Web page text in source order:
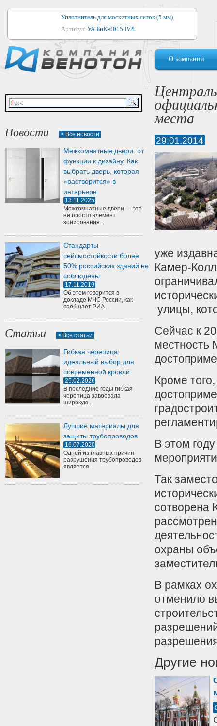
Уплотнитель для москитных сеток (5 мм)
Артикул: УА.БиК-0015.IV.б
Уплотнитель для алюминиевых окон
Артикул:1044
Уплотнитель для деревянных окон
Артикул:УМ.БиК-0062.IV.б
Уплотнитель лоджиевый для (4, 5, 6 мм)
Уплотнитель для деревянных дверей
Артикул:
О компании
Новости > Все новости
Межкомнатные двери: от
функции к дизайну. Как
выбрать дверь, которая
«растворится» в
интерьере
13.11.2025
Межкомнатные двери — это
не просто элемент
зонирования...
Стандарты
сейсмостойкости более
50% российских зданий не
соблюдены
17.11.2019
Об этом говорится в
докладе МЧС России, как
сообщает РИА...
Статьи > Все статьи
Гибкая черепица:
идеальный выбор для
современной кровли
25.02.2026
В последние годы гибкая
черепица завоевала
широкую...
Лучшие материалы для
защиты трубопроводов
16.07.2020
Одной из главных причин
разрушения трубопроводов
является...
места
29.01.2014
уже
Камер-
улицы,
Сейчас к
местность
Кроме
В этом
Так
сотворена
охраны
В рамках
отменило
Другие